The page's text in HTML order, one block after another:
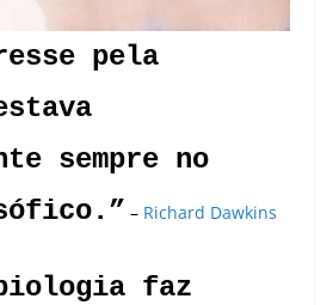
pela
sempre no
– Richard Dawkins
faz